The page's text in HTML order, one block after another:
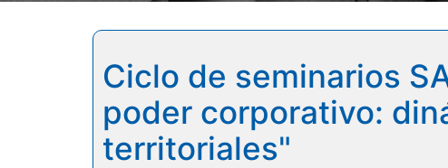
Ciclo de seminarios
poder corporativo:
territoriales"